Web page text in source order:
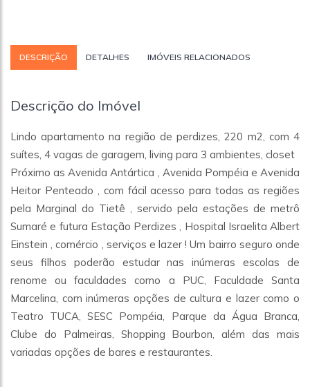
DESCRIÇÃO DETALHES IMÓVEIS RELACIONADOS
Descrição do Imóvel
Lindo apartamento na região de perdizes, 220 m2, com 4
suítes, 4 vagas de garagem, living para 3 ambientes, closet
Próximo as Avenida Antártica , Avenida Pompéia e Avenida
Heitor Penteado , com fácil acesso para todas as regiões
pela Marginal do Tietê , servido pela estações de metrô
Sumaré e futura Estação Perdizes , Hospital Israelita Albert
Einstein , comércio , serviços e lazer ! Um bairro seguro onde
seus filhos poderão estudar nas inúmeras escolas de
renome ou faculdades como a PUC, Faculdade Santa
Marcelina, com inúmeras opções de cultura e lazer como o
Teatro TUCA, SESC Pompéia, Parque da Água Branca,
Clube do Palmeiras, Shopping Bourbon, além das mais
variadas opções de bares e restaurantes.